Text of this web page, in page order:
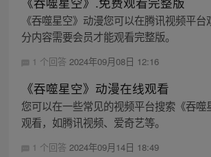
《吞噬星空》动漫您可以在腾讯视频平
分内容需要会员才能观看完整版。
1 个回答 2024年09月08日 12:16
《吞噬星空》动漫在线观看
您可以在一些常见的视频平台搜索《吞噬
观看，如腾讯视频、爱奇艺等。
1 个回答 2024年09月14日 18:49